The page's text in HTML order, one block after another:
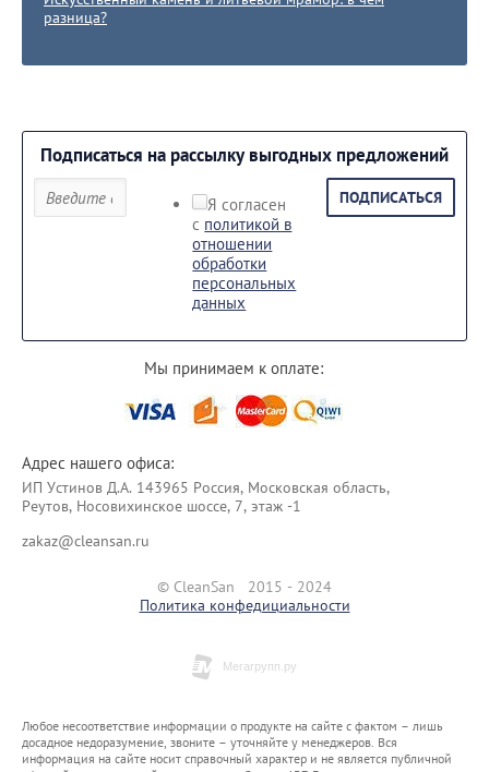
разница?
Подписаться на рассылку выгодных предложений
Я согласен
с политикой в
отношении
обработки
персональных
данных
ПОДПИСАТЬСЯ
Мы принимаем к оплате:
Адрес нашего офиса:
ИП Уcтинoв Д.А. 143965 Россия, Московская область,
Реутов, Носовихинское шоссе, 7, этаж -1
zakaz@cleansan.ru
© CleanSan 2015 - 2024
Политика конфедициальности
Любое несоответствие информации о продукте на сайте с фактом – лишь
досадное недоразумение, звоните – уточняйте у менеджеров. Вся
информация на сайте носит справочный характер и не является публичной